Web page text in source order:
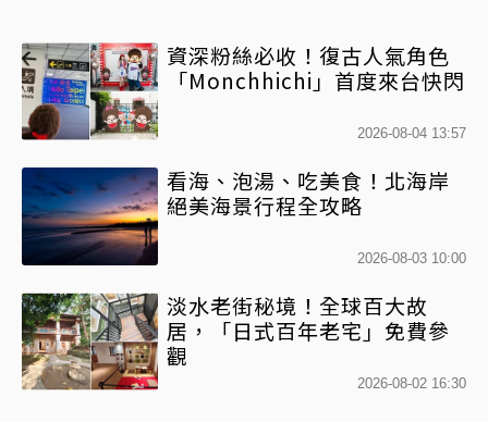
資深粉絲必收！復古人氣角色
「Monchhichi」首度來台快閃
2026-08-04 13:57
看海、泡湯、吃美食！北海岸
絕美海景行程全攻略
2026-08-03 10:00
淡水老街秘境！全球百大故
居，「日式百年老宅」免費參
觀
2026-08-02 16:30